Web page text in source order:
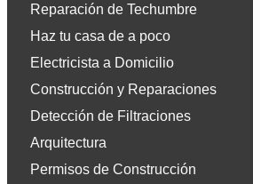
Reparación de Techumbre
Haz tu casa de a poco
Electricista a Domicilio
Construcción y Reparaciones
Detección de Filtraciones
Arquitectura
Permisos de Construcción